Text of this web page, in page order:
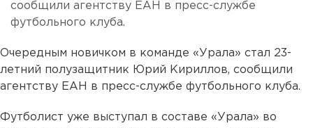
сообщили агентству ЕАН в пресс-службе
футбольного клуба.
Очередным новичком в команде «Урала» стал 23-
летний полузащитник Юрий Кириллов, сообщили
агентству ЕАН в пресс-службе футбольного клуба.
Футболист уже выступал в составе «Урала» во